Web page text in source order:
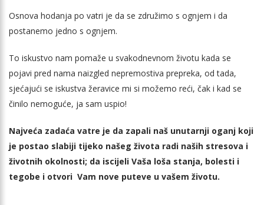
Osnova hodanja po vatri je da se združimo s ognjem i da
postanemo jedno s ognjem.
To iskustvo nam pomaže u svakodnevnom životu kada se
pojavi pred nama naizgled nepremostiva prepreka, od tada,
sjećajući se iskustva žeravice mi si možemo reći, čak i kad se
činilo nemoguće, ja sam uspio!
Najveća zadaća vatre je da zapali naš unutarnji oganj koji
je postao slabiji tijeko našeg života radi naših stresova i
životnih okolnosti; da iscijeli Vaša loša stanja, bolesti i
tegobe i otvori Vam nove puteve u vašem životu.